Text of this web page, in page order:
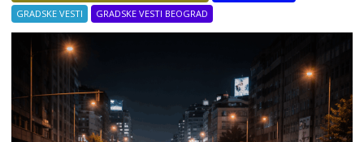
GRADSKE VESTI
GRADSKE VESTI BEOGRAD